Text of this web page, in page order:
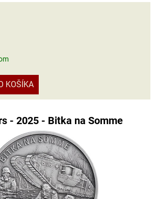
KOŠÍKA
- 2025 - Bitka na Somme